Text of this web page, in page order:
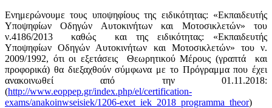
Ενημερώνουμε τους υποψηφίους της ειδικότητας: «Εκπαιδευτής
Υποψηφίων Οδηγών Αυτοκινήτων και Μοτοσικλετών» του
ν.4186/2013 καθώς και της ειδικότητας: «Εκπαιδευτής
Υποψηφίων Οδηγών Αυτοκινήτων και Μοτοσικλετών» του ν.
2009/1992, ότι οι εξετάσεις Θεωρητικού Μέρους (γραπτά και
προφορικά) θα διεξαχθούν σύμφωνα με το Πρόγραμμα που έχει
ανακοινωθεί από την 01.11.2018:
(http://www.eoppep.gr/index.php/el/certification-
exams/anakoinwseisiek/1206-exet_iek_2018_programma_theor)